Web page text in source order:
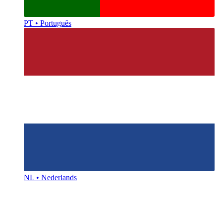
PT • Português
NL • Nederlands